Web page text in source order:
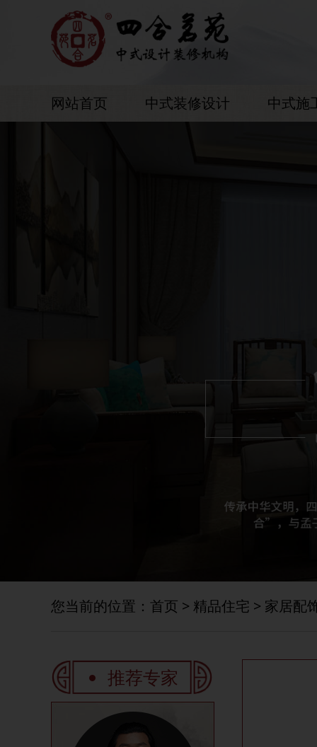
网站首页 中式装修设计 中式施
您当前的位置： 首页 > 精品住宅 > 家居配
推荐专家